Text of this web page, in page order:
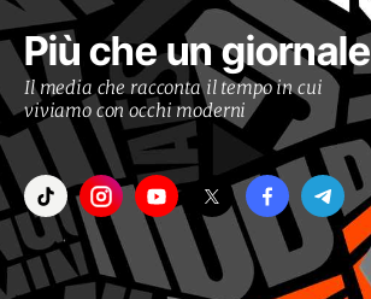
Più che un giornale
Il media che racconta il tempo in cui
viviamo con occhi moderni